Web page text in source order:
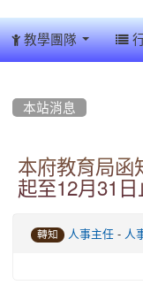
教學團隊
本站消息
本府教育局函
起至12月31
轉知 人事主任- 人